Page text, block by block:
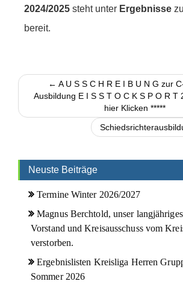
2024/2025 steht unter Ergebnisse
bereit.
← A U S S C H R E I B U N G zur
Ausbildung E I S S T O C K S P O R T
hier Klicken *****
Neuste Beiträge
Termine Winter 2026/2027
Magnus Berchtold, unser
Vorstand und Kreisausschuss vom
verstorben.
Ergebnislisten Kreisliga Herren
Sommer 2026